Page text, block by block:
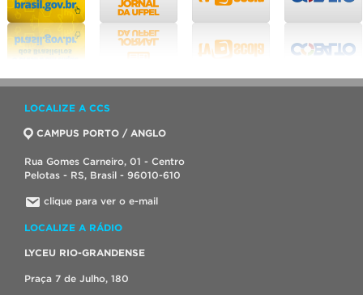
LOCALIZE A CCS
CAMPUS PORTO / ANGLO
Rua Gomes Carneiro, 01 - Centro
Pelotas - RS, Brasil - 96010-610
clique para ver o e-mail
LOCALIZE A RÁDIO
LYCEU RIO-GRANDENSE
Praça 7 de Julho, 180